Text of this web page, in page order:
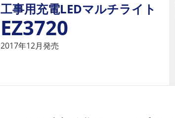
工事用充電LEDマルチライト
EZ3720
2017年12月発売